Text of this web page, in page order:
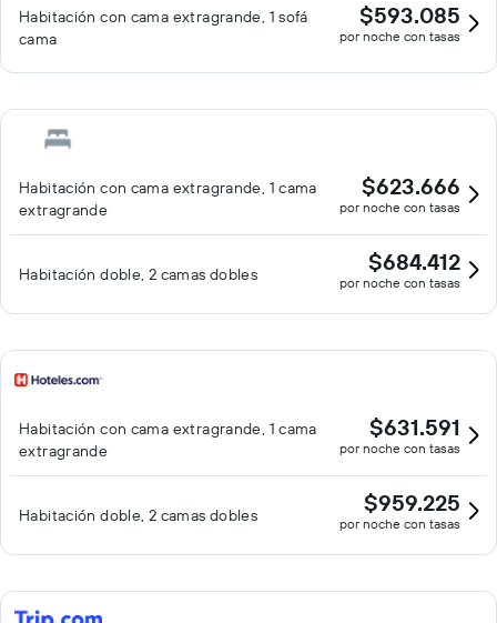
Habitación con cama extragrande, 1 sofá
cama
$593.085
por noche con tasas
Habitación con cama extragrande, 1 cama
extragrande
$623.666
por noche con tasas
Habitación doble, 2 camas dobles $684.412
por noche con tasas
Habitación con cama extragrande, 1 cama
extragrande
$631.591
por noche con tasas
Habitación doble, 2 camas dobles $959.225
por noche con tasas